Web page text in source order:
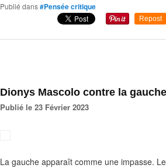
Publié dans#Pensée critique
Repost
Dionys Mascolo contre la gauche
Publié le 23 Février 2023
La gauche apparaît comme une impasse.